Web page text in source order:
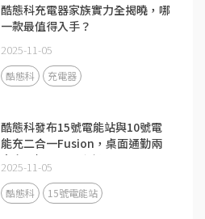
酷態科充電器家族實力全揭曉，哪
一款最值得入手？
2025-11-05
酷態科 充電器
酷態科發布15號電能站與10號電
能充二合一Fusion，桌面通勤兩
大充電場景全面升級
2025-11-05
酷態科 15號電能站